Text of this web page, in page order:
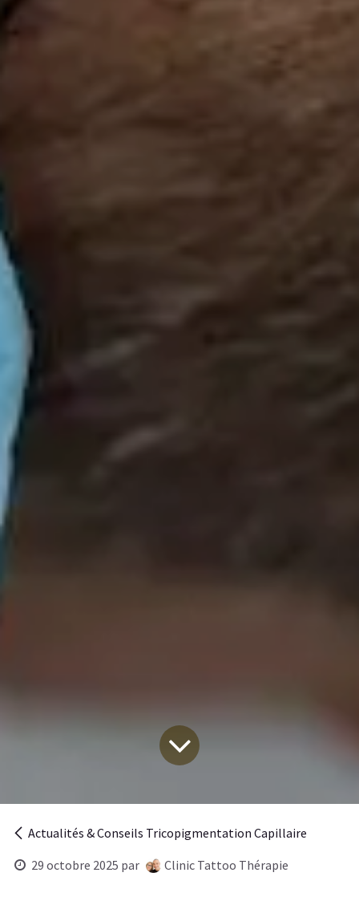
Actualités & Conseils Tricopigmentation Capillaire
29 octobre 2025 par Clinic Tattoo Thérapie